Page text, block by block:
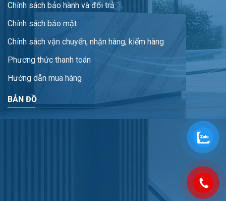
Chính sách bảo hành và đổi trả
Chính sách bảo mật
Chính sách vận chuyển, nhận hàng, kiểm hàng
Phương thức thanh toán
Hướng dẫn mua hàng
BẢN ĐỒ